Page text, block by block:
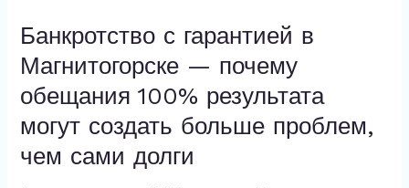
Банкротство с гарантией в
Магнитогорске — почему
обещания 100% результата
могут создать больше проблем,
чем сами долги
Банкротство
гарантией
в
—
почему